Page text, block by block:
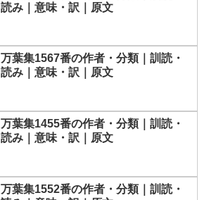
読み｜意味・訳｜原文
万葉集1567番の作者・分類｜訓読・
読み｜意味・訳｜原文
万葉集1455番の作者・分類｜訓読・
読み｜意味・訳｜原文
万葉集1552番の作者・分類｜訓読・